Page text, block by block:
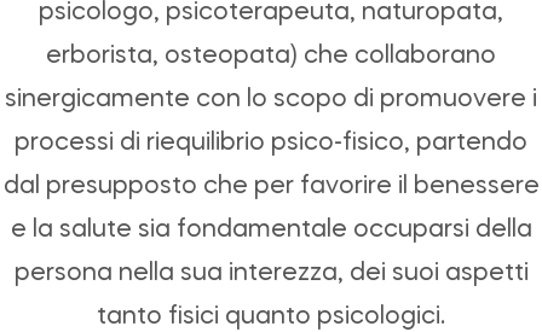
psicologo, psicoterapeuta, naturopata,
erborista, osteopata) che collaborano
sinergicamente con lo scopo di promuovere i
processi di riequilibrio psico-fisico, partendo
dal presupposto che per favorire il benessere
e la salute sia fondamentale occuparsi della
persona nella sua interezza, dei suoi aspetti
tanto fisici quanto psicologici.